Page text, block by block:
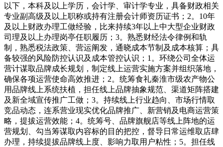
以下，本科及以上学历，会计学、审计学专业，具备财政相关
专业副高级及以上职称或持有注册会计师资历证书；2。10年
及以上财政办理工做经验，比来持续3年以上中大型企业财政
司理及以上办理岗亭任职履历；3。熟悉财经法令律例和轨
制，熟悉税法政策、营运阐发，通晓成本节制及成本核算；具
备较强的风险防控认识及成本管控认识；1。环绕公司全体运
营计谋取品牌成长规划，制定线上运营实施方案并组织落地，
确保各项运营使命高效推进；2。统筹食礼秦淮市级农产物公
用品牌线上系统扶植，担任线上品牌抽象规范、渠道矩阵搭建
及新全域宣传推广工做；3。持续线上行业趋向、市场行情取
竞品动态，连系营业现实优化品牌推广、新营销及电商运营策
略，提拔运营效能；4。统筹号、品牌旗舰店等线上阵地的运
营规划、勾当筹谋取内容标的目的把控，督导日常运维取店肆
办理，持续提拔品牌线上度、影响力取用户粘性；5。担任线